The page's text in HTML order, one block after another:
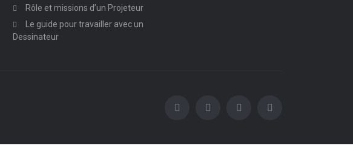
Rôle et missions d’un Projeteur
Le guide pour travailler avec un
Dessinateur